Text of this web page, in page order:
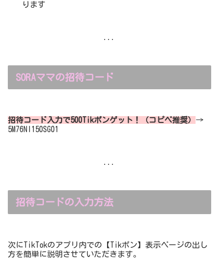
ります
SORAママの招待コード
招待コード入力で500Tikポンゲット！（コピペ推奨） →
5M76NI150SG01
招待コードの入力方法
次にTikTokのアプリ内での【Tikポン】表示ページの出し
方を簡単に説明させていただきます。